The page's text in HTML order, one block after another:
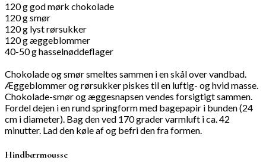
120 g god mørk chokolade
120 g smør
120 g lyst rørsukker
120 g æggeblommer
40-50 g hasselnøddeflager
Chokolade og smør smeltes sammen i en skål over vandbad.
Æggeblommer og rørsukker piskes til en luftig- og hvid masse.
Chokolade-smør og æggesnapsen vendes forsigtigt sammen.
Fordel dejen i en rund springform med bagepapir i bunden (24
cm i diameter). Bag den ved 170 grader varmluft i ca. 42
minutter. Lad den køle af og befri den fra formen.
Hindbærmousse